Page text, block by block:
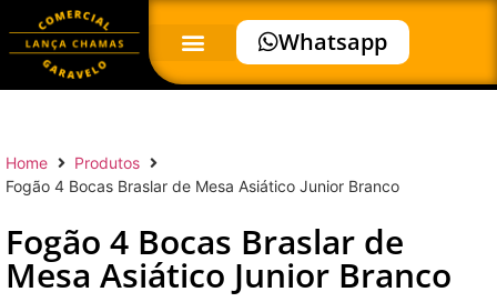
Whatsapp
Home
Produtos
Fogão 4 Bocas Braslar de Mesa Asiático Junior Branco
Fogão 4 Bocas Braslar de
Mesa Asiático Junior Branco